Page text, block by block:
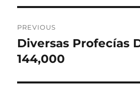
navigation
PREVIOUS
Previous
post:
Diversas Profecías
144,000